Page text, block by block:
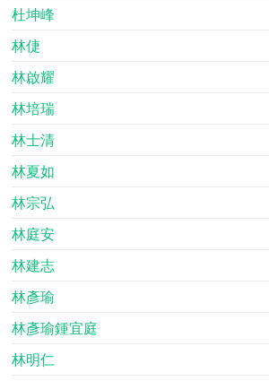
杜坤峰
林倢
林啟耀
林培瑞
林士清
林夏如
林宗弘
林庭安
林建志
林彥瑜
林彥瑜鍾宜庭
林明仁